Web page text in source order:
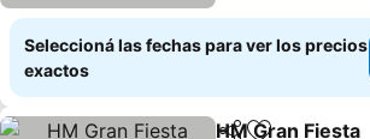
Seleccioná las fechas para ver los precios
exactos
HM Gran Fiesta